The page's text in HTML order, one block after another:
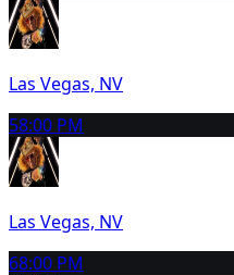
Las Vegas, NV
58:00 PM
Las Vegas, NV
68:00 PM